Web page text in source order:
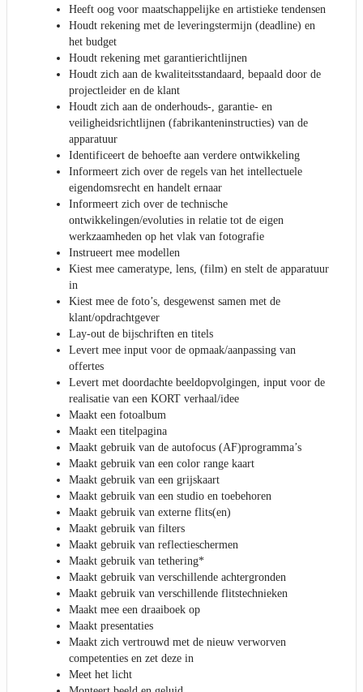
Heeft oog voor maatschappelijke en artistieke tendensen
Houdt rekening met de leveringstermijn (deadline) en
het budget
Houdt rekening met garantierichtlijnen
Houdt zich aan de kwaliteitsstandaard, bepaald door de
projectleider en de klant
Houdt zich aan de onderhouds-, garantie- en
veiligheidsrichtlijnen (fabrikanteninstructies) van de
apparatuur
Identificeert de behoefte aan verdere ontwikkeling
Informeert zich over de regels van het intellectuele
eigendomsrecht en handelt ernaar
Informeert zich over de technische
ontwikkelingen/evoluties in relatie tot de eigen
werkzaamheden op het vlak van fotografie
Instrueert mee modellen
Kiest mee cameratype, lens, (film) en stelt de apparatuur
in
Kiest mee de foto’s, desgewenst samen met de
klant/opdrachtgever
Lay-out de bijschriften en titels
Levert mee input voor de opmaak/aanpassing van
offertes
Levert met doordachte beeldopvolgingen, input voor de
realisatie van een KORT verhaal/idee
Maakt een fotoalbum
Maakt een titelpagina
Maakt gebruik van de autofocus (AF)programma’s
Maakt gebruik van een color range kaart
Maakt gebruik van een grijskaart
Maakt gebruik van een studio en toebehoren
Maakt gebruik van externe flits(en)
Maakt gebruik van filters
Maakt gebruik van reflectieschermen
Maakt gebruik van tethering*
Maakt gebruik van verschillende achtergronden
Maakt gebruik van verschillende flitstechnieken
Maakt mee een draaiboek op
Maakt presentaties
Maakt zich vertrouwd met de nieuw verworven
competenties en zet deze in
Meet het licht